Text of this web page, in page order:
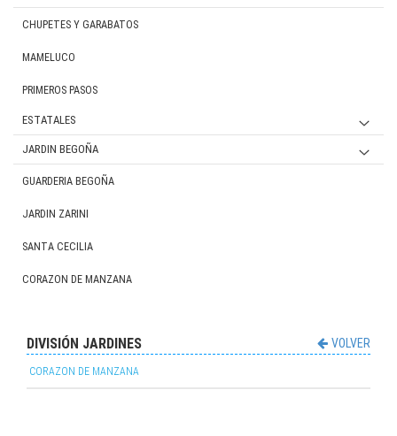
MATERNAL
JARDIN
CHUPETES Y GARABATOS
MAMELUCO
PRIMEROS PASOS
ESTATALES
NENA
NENE
JARDIN BEGOÑA
Educación fí­sica
GUARDERIA BEGOÑA
JARDIN ZARINI
SANTA CECILIA
CORAZON DE MANZANA
VOLVER
DIVISIÓN JARDINES
CORAZON DE MANZANA